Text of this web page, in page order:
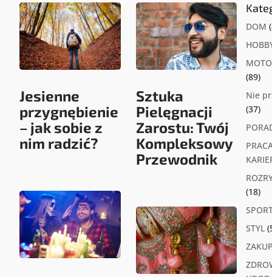
Jesienne
przygnębienie
– jak sobie z
nim radzić?
Sztuka
Pielęgnacji
Zarostu: Twój
Kompleksowy
Przewodnik
DOM
(89)
Nie
(37)
(18)
STYL